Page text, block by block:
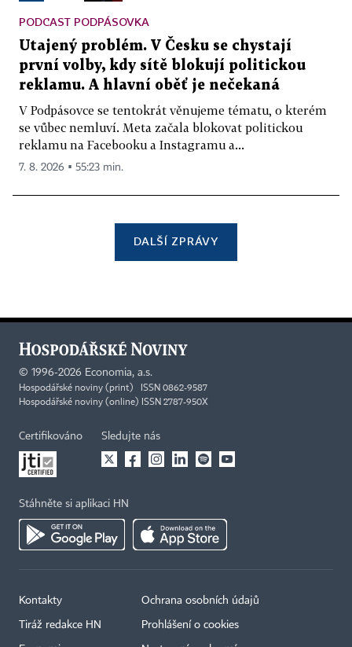
PODCAST PODPÁSOVKA
Utajený problém. V Česku se chystají
první volby, kdy sítě blokují politickou
reklamu. A hlavní oběť je nečekaná
V Podpásovce se tentokrát věnujeme tématu, o kterém
se vůbec nemluví. Meta začala blokovat politickou
reklamu na Facebooku a Instagramu a...
7. 8. 2026 ▪ 55:23 min.
DALŠÍ ZPRÁVY
© 1996-2026 Economia, a.s.
Hospodářské noviny (print) ISSN 0862-9587
Hospodářské noviny (online) ISSN 2787-950X
Certifikováno Sledujte nás
Stáhněte si aplikaci HN
Kontakty
Tiráž redakce HN
Ochrana osobních údajů
Prohlášení o cookies